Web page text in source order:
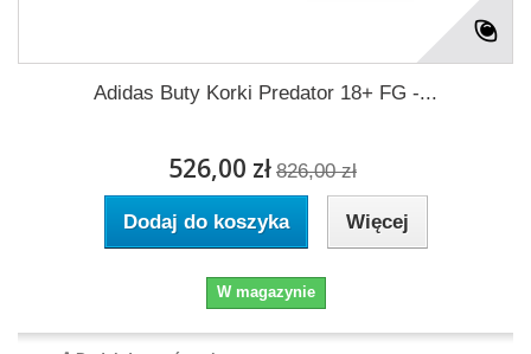
Adidas Buty Korki Predator 18+ FG -...
526,00 zł 826,00 zł
Dodaj do koszyka Więcej
W magazynie